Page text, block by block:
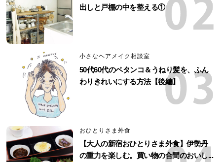
出しと戸棚の中を整える①
小さなヘアメイク相談室
50代60代のペタンコ＆うねり髪を、ふん
わりきれいにする方法【後編】
おひとりさま外食
【大人の新宿おひとりさま外食】伊勢丹
の重力を楽しむ。買い物の合間のおいし...